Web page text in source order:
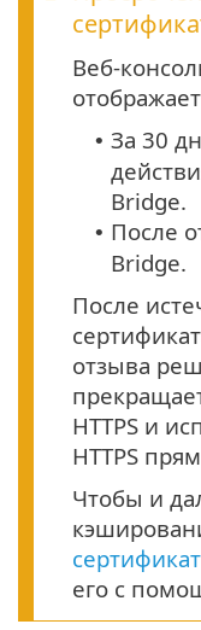
Веб-
• За 30
Bridge.
• После
Bridge.
После
отзыва
HTTPS и
HTTPS
Чтобы и
его с